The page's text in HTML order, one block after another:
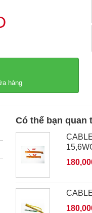
hàng
Có thể bạn quan